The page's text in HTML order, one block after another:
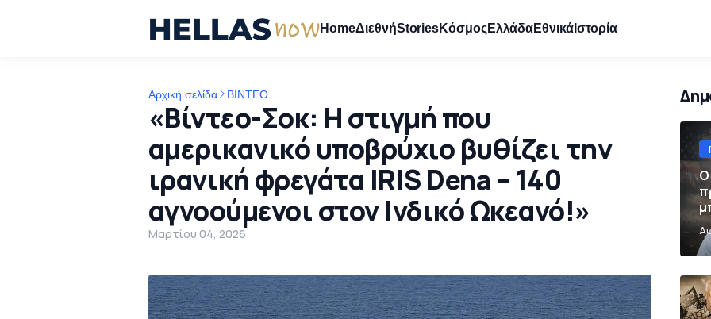
HomeΔιεθνήStoriesΚόσμοςΕλλάδαΕθνικάΙστορία
Αρχική σελίδα ΒΙΝΤΕΟ
«Βίντεο-Σοκ: Η στιγμή που
αμερικανικό υποβρύχιο βυθίζει την
ιρανική φρεγάτα IRIS Dena – 140
αγνοούμενοι στον Ινδικό Ωκεανό!»
Μαρτίου 04, 2026
Ο